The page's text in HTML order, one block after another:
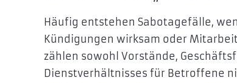
Häufig entstehen Sabotagefälle,
Kündigungen wirksam oder
zählen sowohl Vorstände,
Dienstverhältnisses für Betroffene